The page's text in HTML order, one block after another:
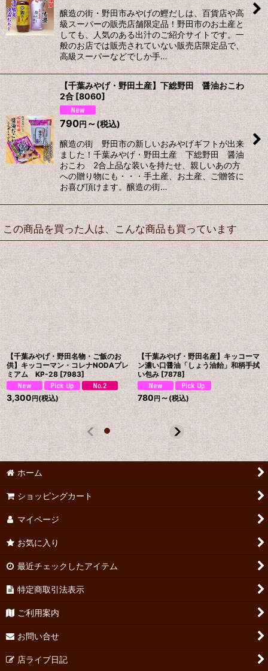
醸造の街・野田市みやげの鰹だしは、百貨店や高
級スーパーの販売店舗限定品！野田市のお土産と
しても、人気のある出汁のご紹介サイトです。一
般のお店では販売されていない販売店限定品で、
高級スーパーなどでしか手…
【千葉みやげ・野田土産】下総野田 醤油おこわ
2合 [8060]
790円～(税込)
醸造の街 野田市の新しいおみやげギフトが出来
ました！千葉みやげ・野田土産 下総野田 醤油
おこわ 2合上品な装いを持たせ、親しいあの方
への贈り物にも・・・手土産、お土産、ご贈答に
お喜び頂けます。醸造の街…
この商品を買った人は、こんな商品も買っています
【千葉みやげ・野田名物・ご飯のお
供】キッコーマン・コレナNODAプレ
ミアム KP-28 [7983]
3,300 円 (税込)
【千葉みやげ・野田名産】キッコーマ
ン濃い口醤油「しょう油飴」和柄手拭
い包み [7878]
780 円 ～ (税込)
ホーム
ショッピングカート
マイページ
お気に入り
最近チェックしたアイテム
特定商取引法表示
ご利用案内
お問い合せ
店ライブ日記